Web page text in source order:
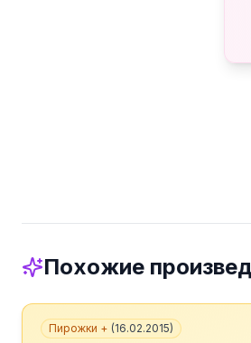
Похожие
Пирожки + (16.02.2015)